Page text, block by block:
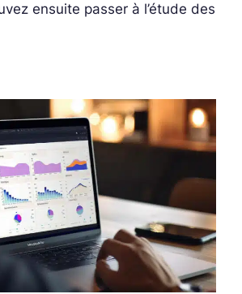
ensuite passer à l’étude des